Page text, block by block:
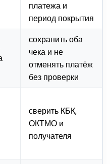
платежа и
период покрытия
сохранить оба
чека и не
отменять платёж
без проверки
сверить КБК,
ОКТМО и
получателя